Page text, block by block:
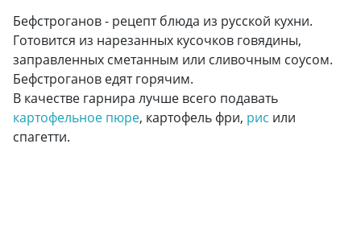
Бефстроганов - рецепт блюда из русской кухни.
Готовится из нарезанных кусочков говядины,
заправленных сметанным или сливочным соусом.
Бефстроганов едят горячим.
В качестве гарнира лучше всего подавать
картофельное пюре, картофель фри, рис или
спагетти.